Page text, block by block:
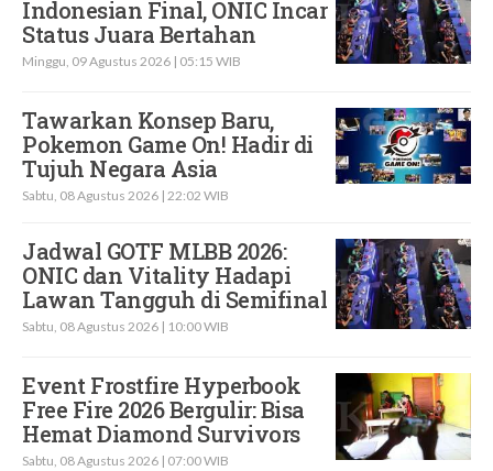
Indonesian Final, ONIC Incar
Status Juara Bertahan
Minggu, 09 Agustus 2026 | 05:15 WIB
Tawarkan Konsep Baru,
Pokemon Game On! Hadir di
Tujuh Negara Asia
Sabtu, 08 Agustus 2026 | 22:02 WIB
Jadwal GOTF MLBB 2026:
ONIC dan Vitality Hadapi
Lawan Tangguh di Semifinal
Sabtu, 08 Agustus 2026 | 10:00 WIB
Event Frostfire Hyperbook
Free Fire 2026 Bergulir: Bisa
Hemat Diamond Survivors
Sabtu, 08 Agustus 2026 | 07:00 WIB